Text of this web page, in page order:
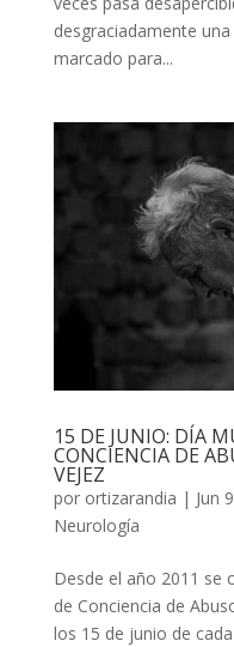
desgraciadamente
marcado para...
15 DE JUNIO: DÍA
CONCIENCIA DE
VEJEZ
por ortizarandia | Jun
Neurología
Desde el año 2011 se
de Conciencia de
los 15 de junio de